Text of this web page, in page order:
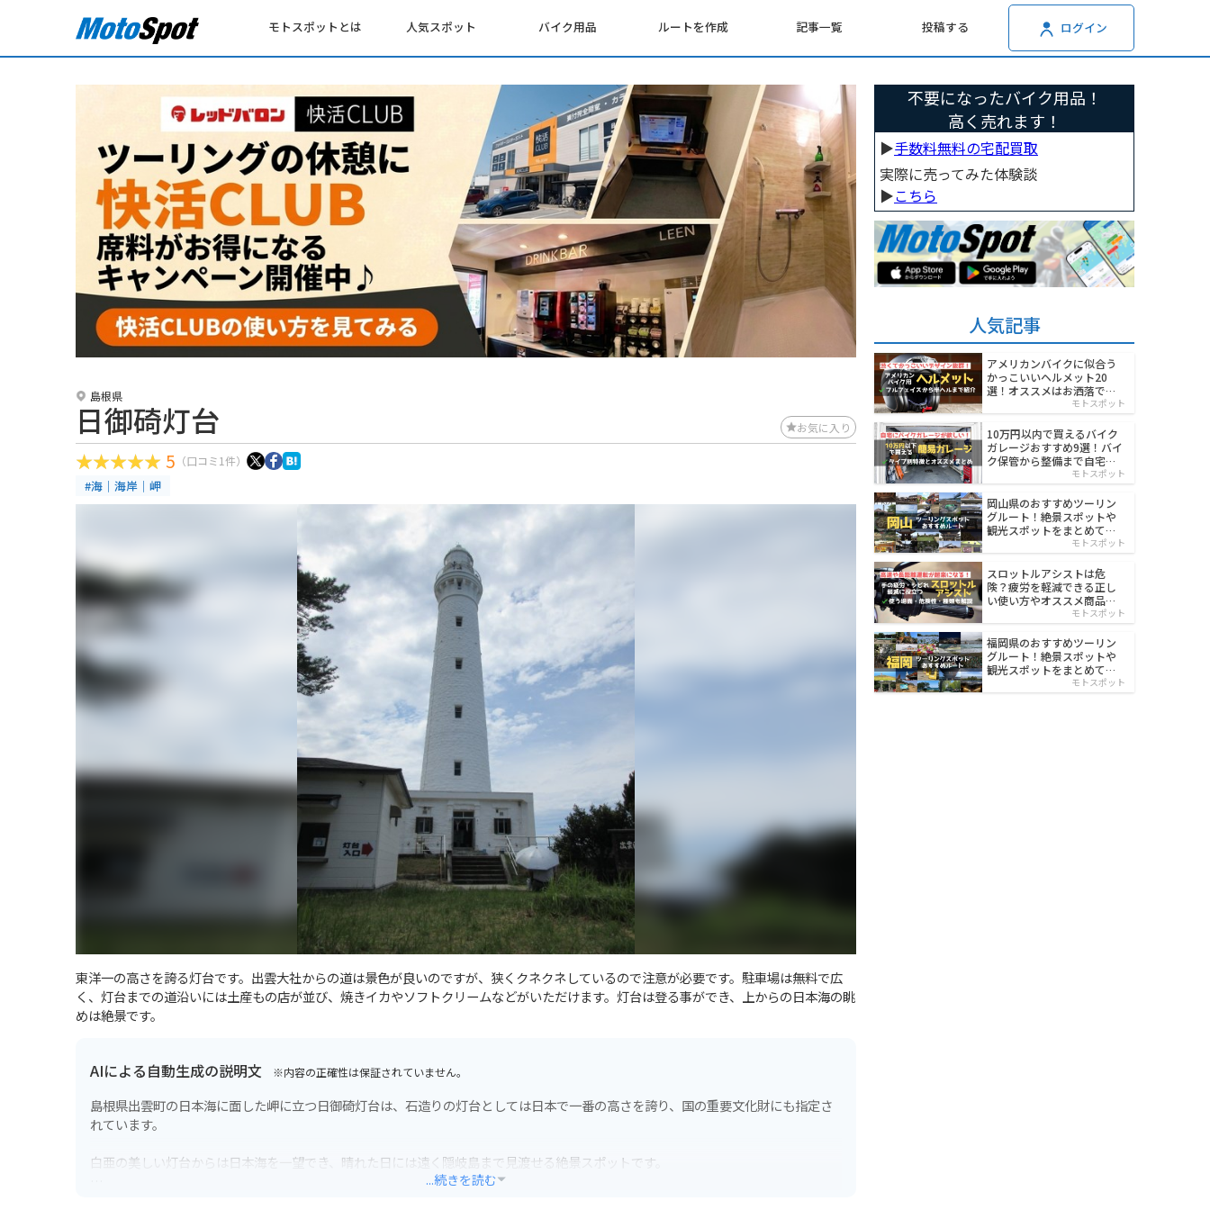
モトスポットとは 人気スポット バイク用品 ルートを作成 記事一覧 投稿する ログイン
島根県
日御碕灯台 お気に入り
5 （口コミ1件）
#海｜海岸｜岬
東洋一の高さを誇る灯台です。出雲大社からの道は景色が良いのですが、狭くクネクネしているので注意が必要です。駐車場は無料で広
く、灯台までの道沿いには土産もの店が並び、焼きイカやソフトクリームなどがいただけます。灯台は登る事ができ、上からの日本海の眺
めは絶景です。
AIによる自動生成の説明文 ※内容の正確性は保証されていません。
島根県出雲町の日本海に面した岬に立つ日御碕灯台は、石造りの灯台としては日本で一番の高さを誇り、国の重要文化財にも指定さ
れています。
白亜の美しい灯台からは日本海を一望でき、晴れた日には遠く隠岐島まで見渡せる絶景スポットです。
...続きを読む
不要になったバイク用品！
高く売れます！
▶︎手数料無料の宅配買取
実際に売ってみた体験談
▶︎こちら
人気記事
アメリカンバイクに似合う
かっこいいヘルメット20
選！オススメはお洒落でワ
モトスポット
10万円以内で買えるバイク
ガレージおすすめ9選！バイ
ク保管から整備まで自宅で
モトスポット
岡山県のおすすめツーリン
グルート！絶景スポットや
観光スポットをまとめて紹
モトスポット
スロットルアシストは危
険？疲労を軽減できる正し
い使い方やオススメ商品を
モトスポット
福岡県のおすすめツーリン
グルート！絶景スポットや
観光スポットをまとめて紹
モトスポット